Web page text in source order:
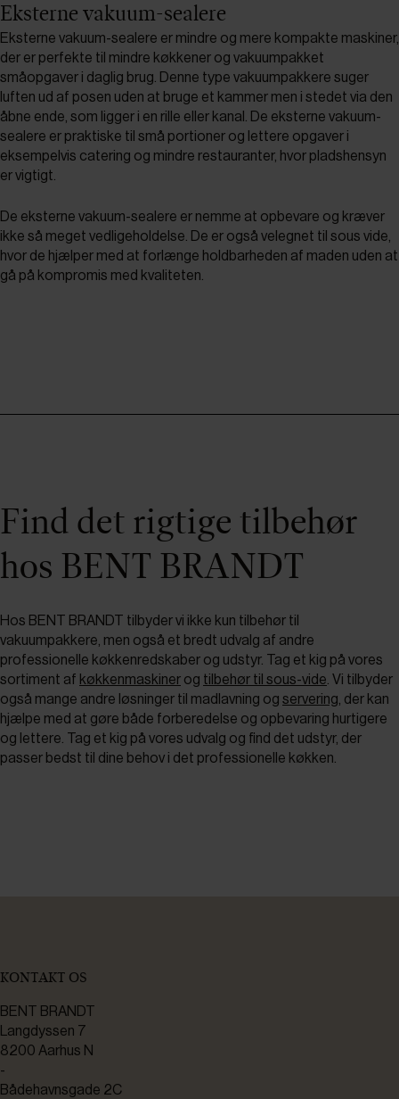
Eksterne vakuum-sealere
Eksterne vakuum-sealere er mindre og mere kompakte maskiner,
der er perfekte til mindre køkkener og vakuumpakket
småopgaver i daglig brug. Denne type vakuumpakkere suger
luften ud af posen uden at bruge et kammer men i stedet via den
åbne ende, som ligger i en rille eller kanal. De eksterne vakuum-
sealere er praktiske til små portioner og lettere opgaver i
eksempelvis catering og mindre restauranter, hvor pladshensyn
er vigtigt.
De eksterne vakuum-sealere er nemme at opbevare og kræver
ikke så meget vedligeholdelse. De er også velegnet til sous vide,
hvor de hjælper med at forlænge holdbarheden af maden uden at
gå på kompromis med kvaliteten.
Find det rigtige tilbehør
hos BENT BRANDT
Hos BENT BRANDT tilbyder vi ikke kun tilbehør til
vakuumpakkere, men også et bredt udvalg af andre
professionelle køkkenredskaber og udstyr. Tag et kig på vores
sortiment af køkkenmaskiner og tilbehør til sous-vide. Vi tilbyder
også mange andre løsninger til madlavning og servering, der kan
hjælpe med at gøre både forberedelse og opbevaring hurtigere
og lettere. Tag et kig på vores udvalg og find det udstyr, der
passer bedst til dine behov i det professionelle køkken.
KONTAKT OS
BENT BRANDT
Langdyssen 7
8200 Aarhus N
-
Bådehavnsgade 2C